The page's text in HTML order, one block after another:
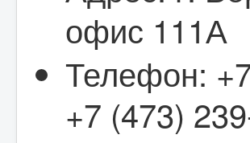
офис 111А
Телефон:
+7 (473)